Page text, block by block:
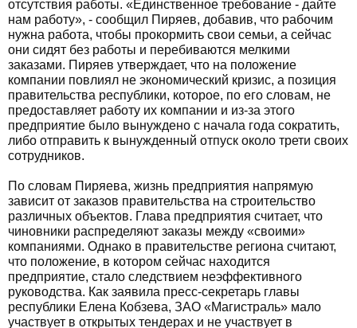
отсутствия работы. «Единственное требование - дайте
нам работу», - сообщил Пиряев, добавив, что рабочим
нужна работа, чтобы прокормить свои семьи, а сейчас
они сидят без работы и перебиваются мелкими
заказами. Пиряев утверждает, что на положение
компании повлиял не экономический кризис, а позиция
правительства республики, которое, по его словам, не
предоставляет работу их компании и из-за этого
предприятие было вынуждено с начала года сократить,
либо отправить к вынужденный отпуск около трети своих
сотрудников.
По словам Пиряева, жизнь предприятия напрямую
зависит от заказов правительства на строительство
различных объектов. Глава предприятия считает, что
чиновники распределяют заказы между «своими»
компаниями. Однако в правительстве региона считают,
что положение, в котором сейчас находится
предприятие, стало следствием неэффективного
руководства. Как заявила пресс-секретарь главы
республики Елена Кобзева, ЗАО «Магистраль» мало
участвует в открытых тендерах и не участвует в